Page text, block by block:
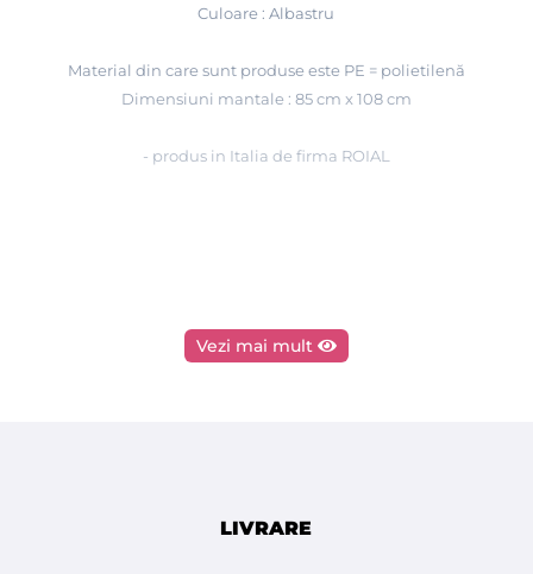
Culoare : Albastru
Material din care sunt produse este PE = polietilenă
Dimensiuni mantale : 85 cm x 108 cm
- produs in Italia de firma ROIAL
Vezi mai mult
LIVRARE